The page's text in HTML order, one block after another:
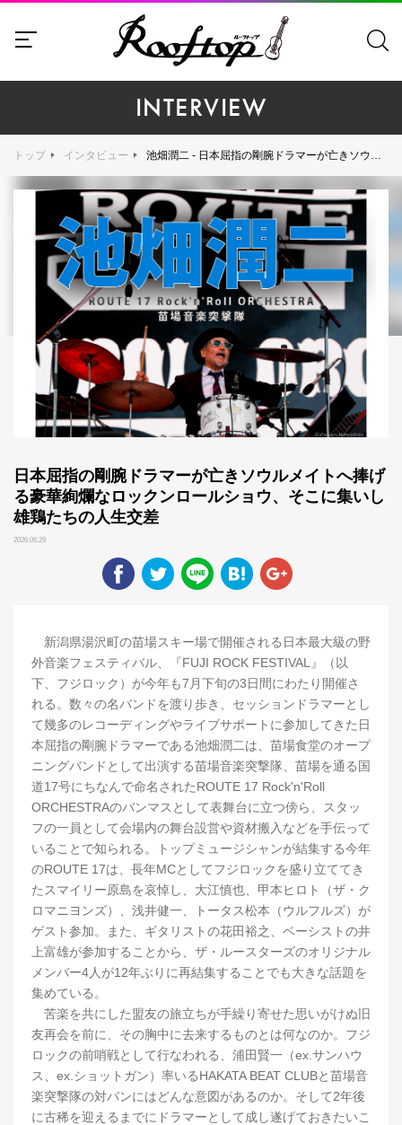
INTERVIEW
トップ インタビュー 池畑潤二 - 日本屈指の剛腕ドラマーが亡きソウルメイトへ捧げる豪華絢爛なロックンロールショウ、そこに集いし雄鶏たちの人生交差
日本屈指の剛腕ドラマーが亡きソウルメイトへ捧げ
る豪華絢爛なロックンロールショウ、そこに集いし
雄鶏たちの人生交差
2026.06.29
新潟県湯沢町の苗場スキー場で開催される日本最大級の野
外音楽フェスティバル、『FUJI ROCK FESTIVAL』（以
下、フジロック）が今年も7月下旬の3日間にわたり開催さ
れる。数々の名バンドを渡り歩き、セッションドラマーとし
て幾多のレコーディングやライブサポートに参加してきた日
本屈指の剛腕ドラマーである池畑潤二は、苗場食堂のオープ
ニングバンドとして出演する苗場音楽突撃隊、苗場を通る国
道17号にちなんで命名されたROUTE 17 Rock'n'Roll
ORCHESTRAのバンマスとして表舞台に立つ傍ら、スタッ
フの一員として会場内の舞台設営や資材搬入などを手伝って
いることで知られる。トップミュージシャンが結集する今年
のROUTE 17は、長年MCとしてフジロックを盛り立ててき
たスマイリー原島を哀悼し、大江慎也、甲本ヒロト（ザ・ク
ロマニヨンズ）、浅井健一、トータス松本（ウルフルズ）が
ゲスト参加。また、ギタリストの花田裕之、ベーシストの井
上富雄が参加することから、ザ・ルースターズのオリジナル
メンバー4人が12年ぶりに再結集することでも大きな話題を
集めている。
苦楽を共にした盟友の旅立ちが手繰り寄せた思いがけぬ旧
友再会を前に、その胸中に去来するものとは何なのか。フジ
ロックの前哨戦として行なわれる、浦田賢一（ex.サンハウ
ス、ex.ショットガン）率いるHAKATA BEAT CLUBと苗場音
楽突撃隊の対バンにはどんな意図があるのか。そして2年後
に古稀を迎えるまでにドラマーとして成し遂げておきたいこ